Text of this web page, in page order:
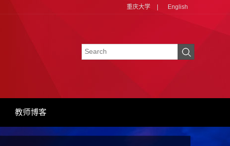
重庆大学 English
教师博客